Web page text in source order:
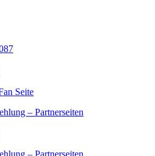
Seite
– Partnerseiten